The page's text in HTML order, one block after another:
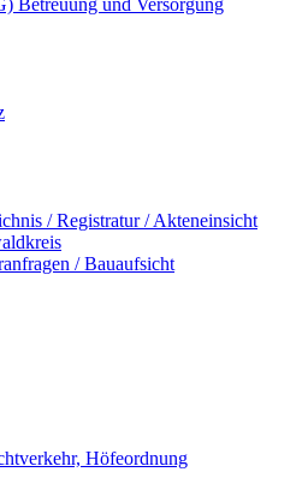
Betreuung und Versorgung
/ Registratur / Akteneinsicht
/ Bauaufsicht
Höfeordnung